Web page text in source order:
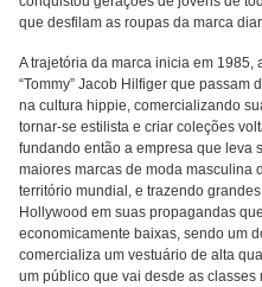
que desfilam as roupas da marca
A trajetória da marca inicia em
“Tommy” Jacob Hilfiger que
na cultura hippie, comercializando
tornar-se estilista e criar coleções
fundando então a empresa que leva
maiores marcas de moda masculina
território mundial, e trazendo
Hollywood em suas propagandas
economicamente baixas, sendo um
comercializa um vestuário de alta
um público que vai desde as